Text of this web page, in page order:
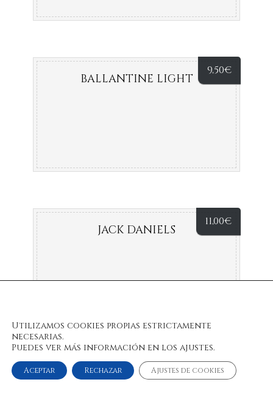
9,50€
BALLANTINE LIGHT
11,00€
JACK DANIELS
Utilizamos cookies propias estrictamente
necesarias.
Puedes ver más información en los ajustes.
Aceptar Rechazar Ajustes de cookies